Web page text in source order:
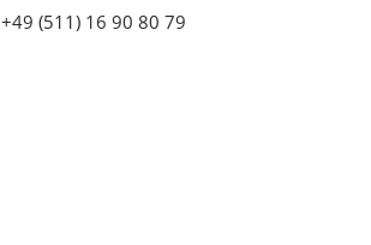
+49 (511) 16 90 80 79